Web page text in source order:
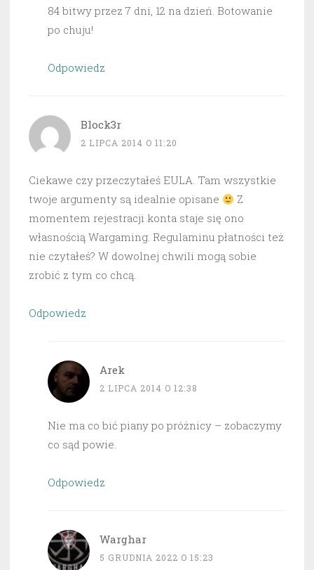
84 bitwy przez 7 dni, 12 na dzień. Botowanie
po chuju!
Odpowiedz
Block3r
2 LIPCA 2014 O 11:20
Ciekawe czy przeczytałeś EULA. Tam wszystkie
twoje argumenty są idealnie opisane
Z
momentem rejestracji konta staje się ono
własnością Wargaming. Regulaminu płatności też
nie czytałeś? W dowolnej chwili mogą sobie
zrobić z tym co chcą.
Odpowiedz
Arek
2 LIPCA 2014 O 12:38
Nie ma co bić piany po próżnicy – zobaczymy
co sąd powie.
Odpowiedz
Warghar
5 GRUDNIA 2022 O 15:23